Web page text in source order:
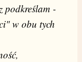
podkreślam -
w obu tych